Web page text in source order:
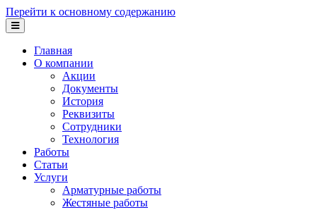
Перейти к основному содержанию
Главная
О компании
Акции
Документы
История
Реквизиты
Сотрудники
Технология
Работы
Статьи
Услуги
Арматурные работы
Жестяные работы